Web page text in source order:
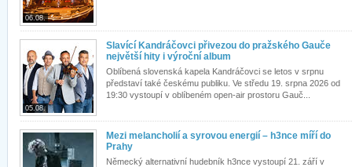
06.08.
05.08.
Slavící Kandráčovci přivezou do pražského Gauče
největší hity i výroční album
Oblíbená slovenská kapela Kandráčovci se letos v srpnu
představí také českému publiku. Ve středu 19. srpna 2026 od
19:30 vystoupí v oblíbeném open-air prostoru Gauč...
Mezi melancholií a syrovou energií – h3nce míří do
Prahy
Německý alternativní hudebník h3nce vystoupí 21. září v